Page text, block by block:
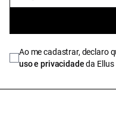
Ao me cadastrar, declaro
uso e privacidadeda Ellus